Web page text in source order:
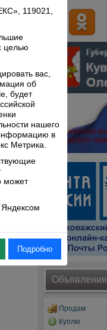
Объявления
Продам
Куплю
119021,
целью
вас,
об
будет
нашего
в
Метрика.
может
Яндексом
Подробно